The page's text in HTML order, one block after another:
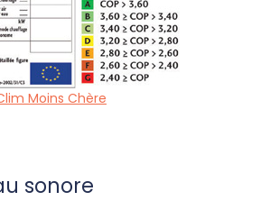
Moins Chère
sonore